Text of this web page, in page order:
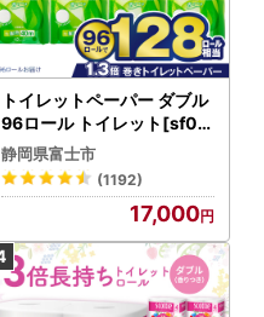
トイレットペーパー ダブル
96ロール トイレット[sf00
1-012]
静岡県富士市
(1192)
17,000